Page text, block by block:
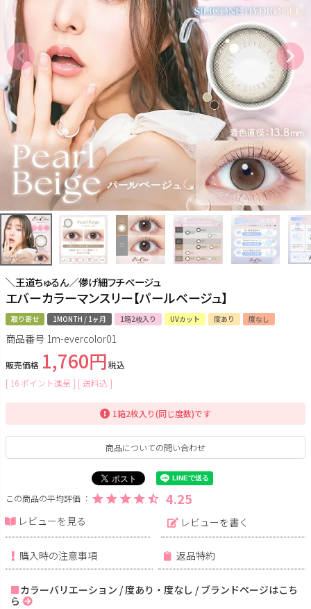
＼王道ちゅるん／儚げ細フチベージュ
エバーカラーマンスリー【パールベージュ】
取り寄せ 1MONTH / 1ヶ月 1箱2枚入り UVカット 度あり 度なし
商品番号 1m-evercolor01
販売価格 1,760
税込
[ 16 ポイント進呈 ] 送料込
1箱2枚入り(同じ度数)です
商品についての問い合わせ
4.25
レビューを見る レビューを書く
購入時の注意事項 返品特約
カラーバリエーション / 度あり・度なし / ブランドページはこち
ら